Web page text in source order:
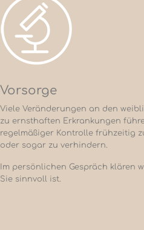
Vorsorge
Viele Veränderungen an den
zu ernsthaften Erkrankungen
regelmäßiger Kontrolle frühzeitig
oder sogar zu verhindern.
Im persönlichen Gespräch klären
Sie sinnvoll ist.